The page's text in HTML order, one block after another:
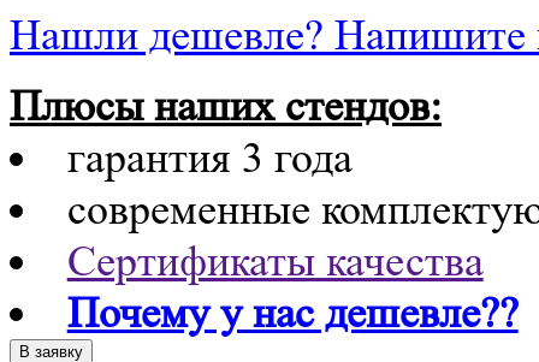
Нашли дешевле?
Плюсы наших стендов:
гарантия 3 года
современные
Сертификаты качества
Почему у нас дешевле??